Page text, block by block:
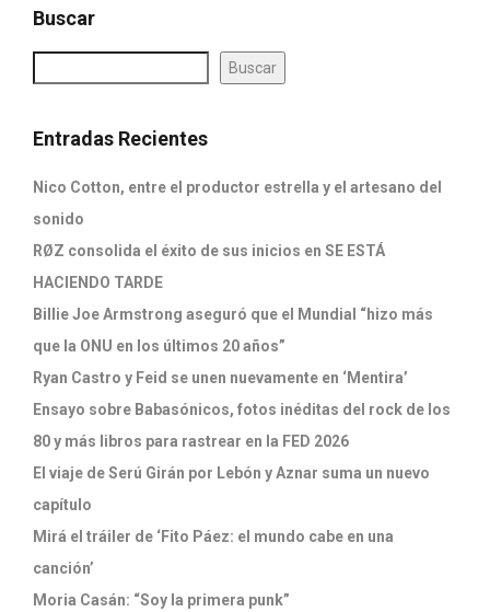
Buscar
Buscar
Entradas Recientes
Nico Cotton, entre el productor estrella y el artesano del
sonido
RØZ consolida el éxito de sus inicios en SE ESTÁ
HACIENDO TARDE
Billie Joe Armstrong aseguró que el Mundial “hizo más
que la ONU en los últimos 20 años”
Ryan Castro y Feid se unen nuevamente en ‘Mentira’
Ensayo sobre Babasónicos, fotos inéditas del rock de los
80 y más libros para rastrear en la FED 2026
El viaje de Serú Girán por Lebón y Aznar suma un nuevo
capítulo
Mirá el tráiler de ‘Fito Páez: el mundo cabe en una
canción’
Moria Casán: “Soy la primera punk”